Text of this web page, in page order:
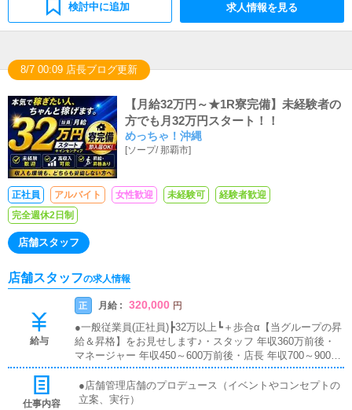
検討中に追加 求人情報を見る
8/7 00:09 店長ブログ更新
【月給32万円～★1R寮完備】未経験者の
方でも月32万円スタート！！
めっちゃ！沖縄
[ソープ/那覇市]
正社員 アルバイト 女性歓迎 未経験可
経験者歓迎
完全週休2日制
店舗スタッフ
店舗スタッフの求人情報
給与
正 月給 : 320,000 円
●一般従業員(正社員)┣32万以上┗＋歩合α【当グループの昇
給＆昇格】をお見せします♪・スタッフ 年収360万前後・
マネージャー 年収450～600万前後・店長 年収700～900万
前後・エリアマネージャー年収1,000万～
仕事内容
●店舗管理店舗のプロデュース（イベントやコンセプトの
立案、実行）